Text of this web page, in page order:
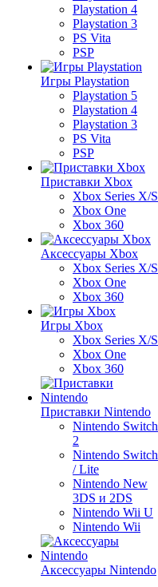
Playstation 4
Playstation 3
PS Vita
PSP
Игры Playstation
Playstation 5
Playstation 4
Playstation 3
PS Vita
PSP
Приставки Xbox
Xbox Series X/S
Xbox One
Xbox 360
Аксессуары Xbox
Xbox Series X/S
Xbox One
Xbox 360
Игры Xbox
Xbox Series X/S
Xbox One
Xbox 360
Приставки Nintendo
Nintendo Switch
2
Nintendo Switch
/ Lite
Nintendo New
3DS и 2DS
Nintendo Wii U
Nintendo Wii
Аксессуары Nintendo